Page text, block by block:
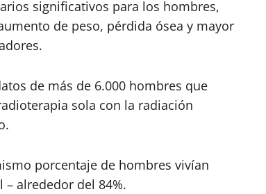
significativos para los hombres,
de peso, pérdida ósea y mayor
de más de 6.000 hombres que
sola con la radiación
porcentaje de hombres vivían
alrededor del 84%.